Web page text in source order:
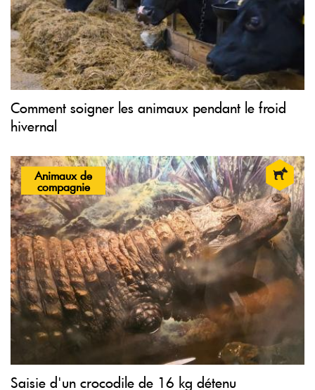
Comment soigner les animaux pendant le froid
hivernal
Animaux de
compagnie
Saisie d'un crocodile de 16 kg détenu